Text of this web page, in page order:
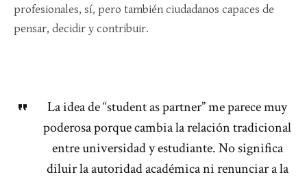
profesionales, sí, pero también ciudadanos capaces de
pensar, decidir y contribuir.
La idea de “student as partner” me parece muy
poderosa porque cambia la relación tradicional
entre universidad y estudiante. No significa
diluir la autoridad académica ni renunciar a la